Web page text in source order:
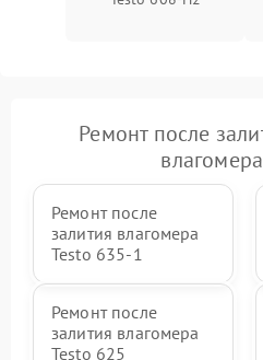
Ремонт после
Ремонт после
залития влагомера
Testo 635-1
Ремонт после
залития влагомера
Testo 625